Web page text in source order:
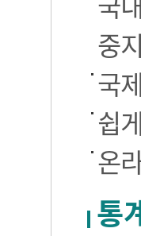
중
국
쉽
온
통